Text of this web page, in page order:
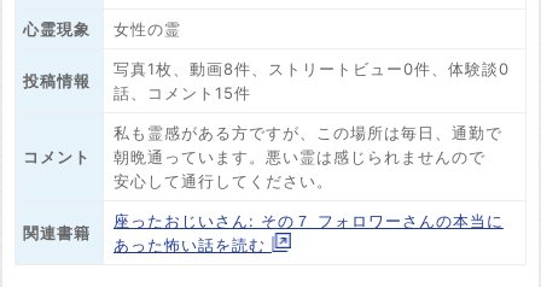
心霊現象 女性の霊
投稿情報
写真1枚、動画8件、ストリートビュー0件、体験談0
話、コメント15件
コメント
私も霊感がある方ですが、この場所は毎日、通勤で
朝晩通っています。悪い霊は感じられませんので
安心して通行してください。
関連書籍
座ったおじいさん: その７ フォロワーさんの本当に
あった怖い話を読む